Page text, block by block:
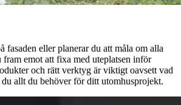
fasaden eller planerar du att måla om alla
fram emot att fixa med uteplatsen inför
och rätt verktyg är viktigt oavsett vad
allt du behöver för ditt utomhusprojekt.